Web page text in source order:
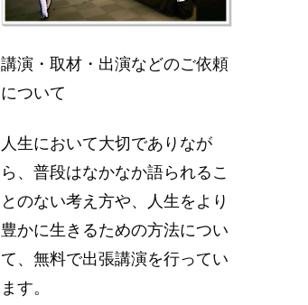
講演・取材・出演などのご依頼
について
人生において大切でありなが
ら、普段はなかなか語られるこ
とのない考え方や、人生をより
豊かに生きるための方法につい
て、無料で出張講演を行ってい
ます。